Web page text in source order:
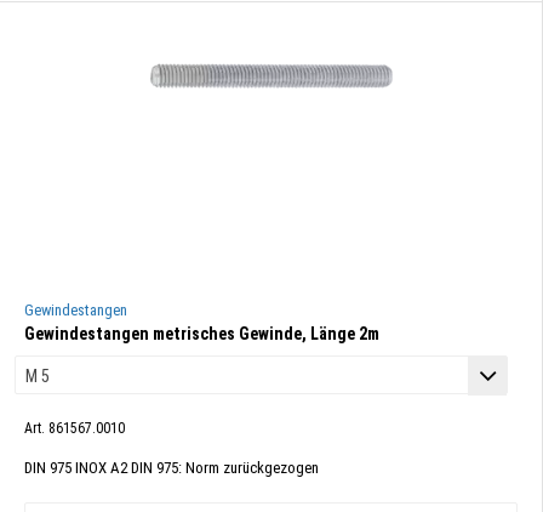
Gewindestangen
Gewindestangen metrisches Gewinde, Länge 2m
Art. 861567.0010
DIN 975 INOX A2 DIN 975: Norm zurückgezogen